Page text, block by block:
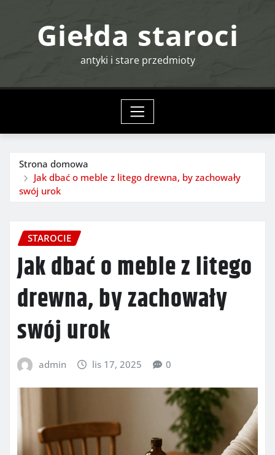
Giełda staroci
antyki i stare przedmioty
Strona domowa
Jak dbać o meble z litego drewna, by zachowały
swój urok
STAROCIE
Jak dbać o meble z litego
drewna, by zachowały
swój urok
admin lis 17, 2025 0